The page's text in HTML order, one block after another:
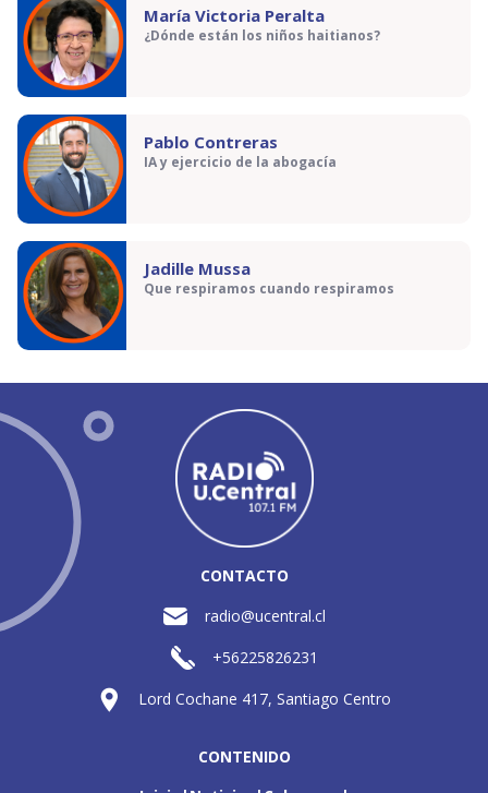
María Victoria Peralta
¿Dónde están los niños haitianos?
Pablo Contreras
IA y ejercicio de la abogacía
Jadille Mussa
Que respiramos cuando respiramos
CONTACTO
radio@ucentral.cl
+56225826231
Lord Cochane 417, Santiago Centro
CONTENIDO